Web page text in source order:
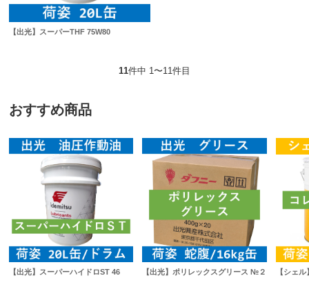
【出光】スーパーTHF 75W80
11件中 1〜11件目
おすすめ商品
【出光】スーパーハイドロST 46 【出光】ポリレックスグリース №２ 【シェ